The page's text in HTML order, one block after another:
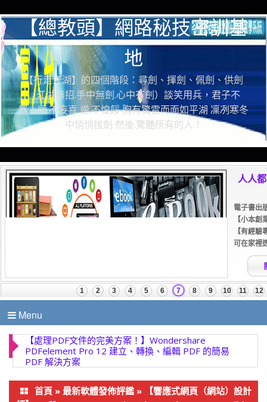
【總教頭】網路秘技密訓基
地
【行走江湖】的四個階段：尋劍、揮劍、佩劍、供劍
（江湖無招.手中無劍.心中有劍）談笑用兵，君子不
器！順.不妄喜 逆.不惶餒 胸有驚雷而面如平湖 凜冽寒冬
中悄悄拔劍 然後.驚艷所有的人！
Menu
【終極多功能視訊解決方案】Wondershare
UniConverter 17.4.5.648 完美影片轉換
首頁»最新軟體發佈評鑑»【響應式網頁（網站）設計
師】 CoffeeCup Responsive Site Designer v4.0 Build